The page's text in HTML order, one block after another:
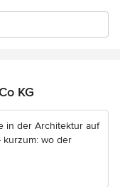
KG
in der Architektur auf
kurzum: wo der